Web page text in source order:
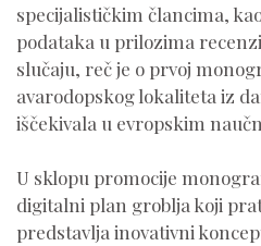
specijalističkim člancima,
podataka u prilozima
slučaju, reč je o prvoj
avarodopskog lokaliteta iz
iščekivala u evropskim
U sklopu promocije
digitalni plan groblja koji
predstavlja inovativni